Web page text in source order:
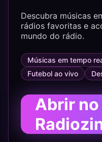
Descubra músicas
rádios favoritas e
mundo do rádio.
Músicas em tempo
Futebol ao vivo
Abrir no